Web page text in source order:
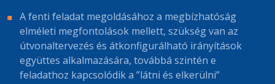
A fenti feladat megoldásához a megbízhatóság
elméleti megfontolások mellett, szükség van az
útvonaltervezés és átkonfigurálható irányítások
együttes alkalmazására, továbbá szintén e
feladathoz kapcsolódik a ”látni és elkerülni”